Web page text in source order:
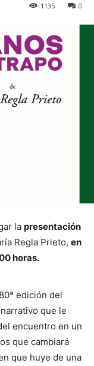
0
1135
la presentación
Regla Prieto, en
horas.
edición del
que le
encuentro en un
que cambiará
que huye de una